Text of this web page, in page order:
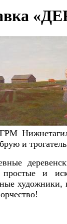
и
простые и